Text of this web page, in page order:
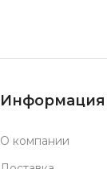
Информация
О компании